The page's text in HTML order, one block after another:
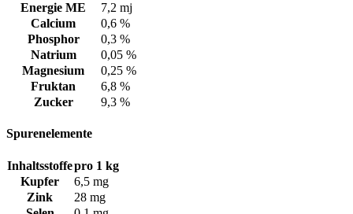
Energie ME
7,2 mj
Calcium
0,6 %
Phosphor
0,3 %
Natrium
0,05 %
Magnesium
0,25 %
Fruktan
6,8 %
Zucker
9,3 %
Spurenelemente
Inhaltsstoffepro 1 kg
Kupfer
6,5 mg
Zink
28 mg